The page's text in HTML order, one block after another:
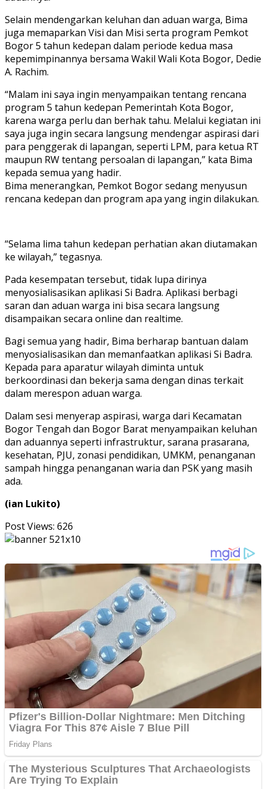
Selain mendengarkan keluhan dan aduan warga, Bima
juga memaparkan Visi dan Misi serta program Pemkot
Bogor 5 tahun kedepan dalam periode kedua masa
kepemimpinannya bersama Wakil Wali Kota Bogor, Dedie
A. Rachim.
“Malam ini saya ingin menyampaikan tentang rencana
program 5 tahun kedepan Pemerintah Kota Bogor,
karena warga perlu dan berhak tahu. Melalui kegiatan ini
saya juga ingin secara langsung mendengar aspirasi dari
para penggerak di lapangan, seperti LPM, para ketua RT
maupun RW tentang persoalan di lapangan,” kata Bima
kepada semua yang hadir.
Bima menerangkan, Pemkot Bogor sedang menyusun
rencana kedepan dan program apa yang ingin dilakukan.
“Selama lima tahun kedepan perhatian akan diutamakan
ke wilayah,” tegasnya.
Pada kesempatan tersebut, tidak lupa dirinya
menyosialisasikan aplikasi Si Badra. Aplikasi berbagi
saran dan aduan warga ini bisa secara langsung
disampaikan secara online dan realtime.
Bagi semua yang hadir, Bima berharap bantuan dalam
menyosialisasikan dan memanfaatkan aplikasi Si Badra.
Kepada para aparatur wilayah diminta untuk
berkoordinasi dan bekerja sama dengan dinas terkait
dalam merespon aduan warga.
Dalam sesi menyerap aspirasi, warga dari Kecamatan
Bogor Tengah dan Bogor Barat menyampaikan keluhan
dan aduannya seperti infrastruktur, sarana prasarana,
kesehatan, PJU, zonasi pendidikan, UMKM, penanganan
sampah hingga penanganan waria dan PSK yang masih
ada.
(ian Lukito)
Post Views: 626